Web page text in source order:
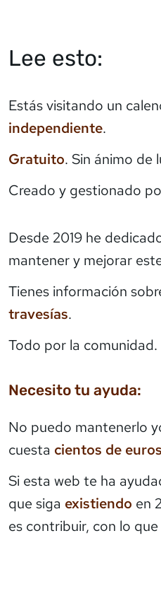
Lee esto:
Estás visitando un
independiente.
Gratuito. Sin ánimo de
Creado y gestionado
Desde 2019 he
mantener y mejorar
Tienes información
travesías.
Todo por la comunidad.
Necesito tu ayuda:
No puedo mantenerlo
cuesta cientos de
Si esta web te ha
que siga existiendo en
es contribuir, con lo